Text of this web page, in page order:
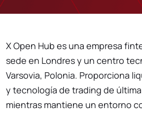
X Open Hub es una empresa
sede en Londres y un centro
Varsovia, Polonia. Proporciona
y tecnología de trading de
mientras mantiene un entorno